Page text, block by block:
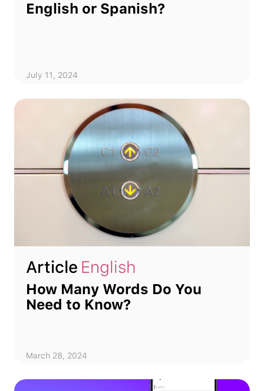
English or Spanish?
July 11, 2024
Article English
How Many Words Do You
Need to Know?
March 28, 2024